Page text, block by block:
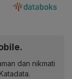
dan nikmati